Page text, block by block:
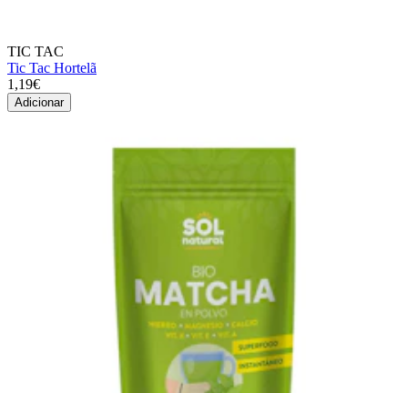
TIC TAC
Tic Tac Hortelã
1,19€
Adicionar